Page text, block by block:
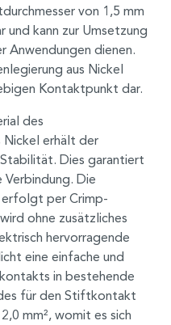
von 1,5 mm
und kann zur Umsetzung
Anwendungen dienen.
aus Nickel
Kontaktpunkt dar.
des
Nickel erhält der
Dies garantiert
Verbindung. Die
per Crimp-
ohne zusätzliches
hervorragende
eine einfache und
in bestehende
für den Stiftkontakt
mm², womit es sich